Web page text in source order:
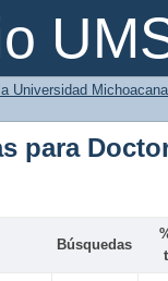
Universidad
para
Búsquedas